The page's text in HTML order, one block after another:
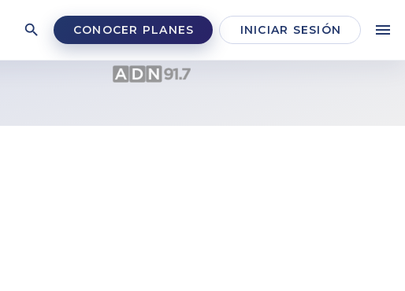
CONOCER PLANES INICIAR SESIÓN